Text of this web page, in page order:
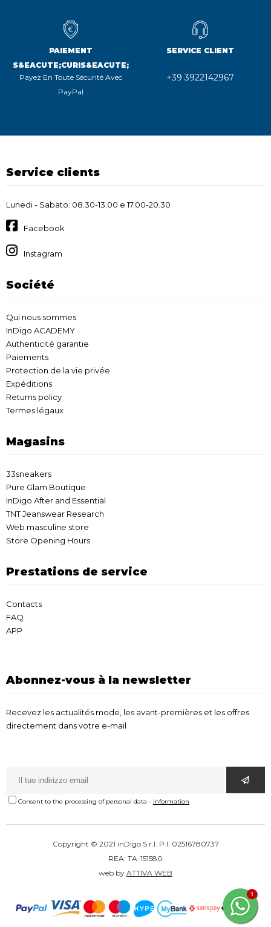
PAIEMENT
S&EACUTE;CURIS&EACUTE;
Payez En Toute Sécurité Avec
PayPal
SERVICE CLIENT
+39 3922142967
Service clients
Lunedi - Sabato: 08.30-13.00 e 17.00-20.30
Facebook
Instagram
Société
Qui nous sommes
InDigo ACADEMY
Authenticité garantie
Paiements
Protection de la vie privée
Expéditions
Returns policy
Termes légaux
Magasins
33sneakers
Pure Glam Boutique
InDigo After and Essential
TNT Jeanswear Research
Web masculine store
Store Opening Hours
Prestations de service
Contacts
FAQ
APP
Abonnez-vous à la newsletter
Recevez les actualités mode, les avant-premières et les offres
directement dans votre e-mail
Consent to the processing of personal data - information
Copyright © 2021 inDigo S.r.l. P.I. 02516780737
REA: TA-151580
web by ATTIVA WEB